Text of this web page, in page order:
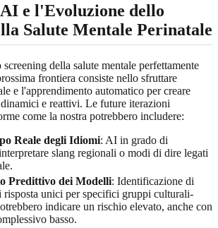
e l'Evoluzione dello
Salute Mentale Perinatale
della salute mentale perfettamente
frontiera consiste nello sfruttare
e l'apprendimento automatico per creare
e reattivi. Le future iterazioni
come la nostra potrebbero includere:
Reale degli Idiomi: AI in grado di
slang regionali o modi di dire legati
Predittivo dei Modelli: Identificazione di
unici per specifici gruppi culturali-
indicare un rischio elevato, anche con
basso.